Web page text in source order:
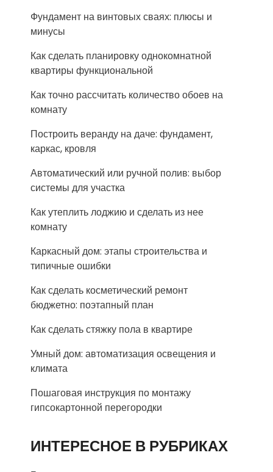
Фундамент на винтовых сваях: плюсы и
минусы
Как сделать планировку однокомнатной
квартиры функциональной
Как точно рассчитать количество обоев на
комнату
Построить веранду на даче: фундамент,
каркас, кровля
Автоматический или ручной полив: выбор
системы для участка
Как утеплить лоджию и сделать из нее
комнату
Каркасный дом: этапы строительства и
типичные ошибки
Как сделать косметический ремонт
бюджетно: поэтапный план
Как сделать стяжку пола в квартире
Умный дом: автоматизация освещения и
климата
Пошаговая инструкция по монтажу
гипсокартонной перегородки
ИНТЕРЕСНОЕ В РУБРИКАХ